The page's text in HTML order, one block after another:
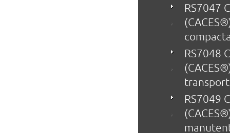
RS7047
RS7048
transport
RS7049